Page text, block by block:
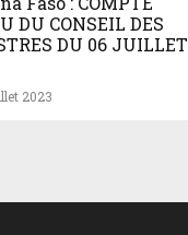
DU CONSEIL DES
DU 06 JUILLET
2023